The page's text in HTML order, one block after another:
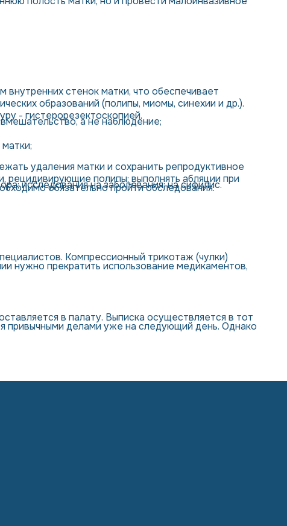
стенок матки, что обеспечивает
образований (полипы, миомы, синехии и др.).
- гистерорезектоскопией.
а не наблюдение;
удаления матки и сохранить репродуктивное
рецидивирующие полипы; выполнять абляции при
обязательно пройти обследования:
исследования на заболевания: на сифилис.
Компрессионный трикотаж (чулки)
нужно прекратить использование медикаментов,
в палату. Выписка осуществляется в тот
привычными делами уже на следующий день. Однако